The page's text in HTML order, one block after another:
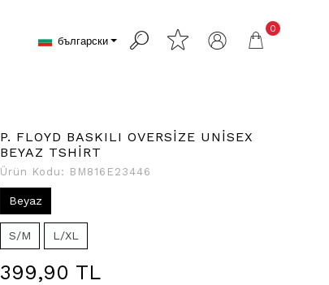
български
0
P. FLOYD BASKILI OVERSİZE UNİSEX
BEYAZ TSHİRT
Ürün Kodu: BM816E23446
Beyaz
S/M L/XL
399,90 TL